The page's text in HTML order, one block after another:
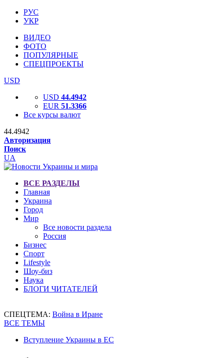
РУС
УКР
ВИДЕО
ФОТО
ПОПУЛЯРНЫЕ
СПЕЦПРОЕКТЫ
USD
USD 44.4942
EUR 51.3366
Все курсы валют
44.4942
Авторизация
Поиск
UA
ВСЕ РАЗДЕЛЫ
Главная
Украина
Город
Мир
Все новости раздела
Россия
Бизнес
Спорт
Lifestyle
Шоу-биз
Наука
БЛОГИ ЧИТАТЕЛЕЙ
СПЕЦТЕМА: Война в Иране
ВСЕ ТЕМЫ
Вступление Украины в ЕС